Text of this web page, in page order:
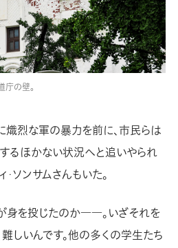
庁の壁。
熾烈な軍の暴力を前に、市民らは
るほかない状況へと追いやられ
·ソンサムさんもいた。
身を投じたのか――。いざそれを
しいんです。他の多くの学生たち